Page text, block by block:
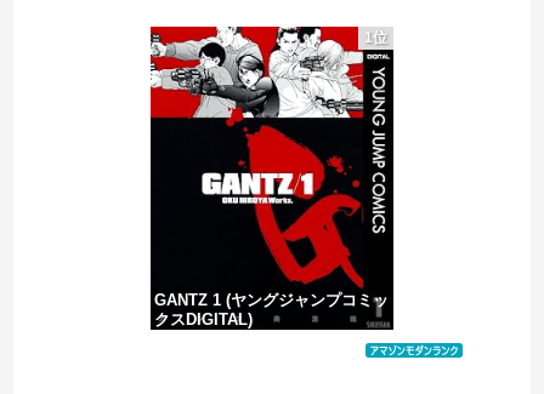
海外「先進国で日本だけパスポート所有率が低すぎる、何故なのか」
中国外務省「日本は原爆落とされて当然。どの国も同情なんかしない」
【移民政策反対】イオンの売り場で唐揚げを食う中国人の子供
1位
GANTZ 1 (ヤングジャンプコミッ
クスDIGITAL)
価格：¥100